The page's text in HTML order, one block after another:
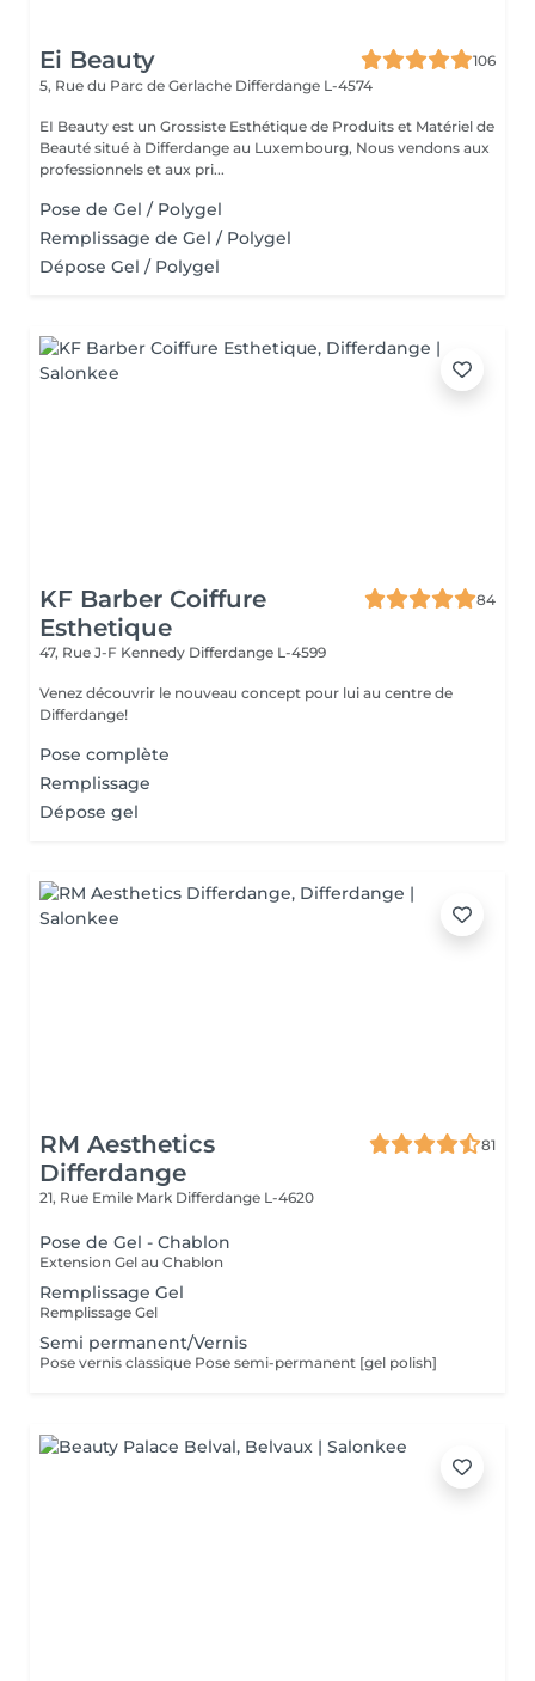
Ei Beauty
106
5, Rue du Parc de Gerlache Differdange L-4574
EI Beauty est un Grossiste Esthétique de Produits et Matériel de
Beauté situé à Differdange au Luxembourg, Nous vendons aux
professionnels et aux pri...
Pose de Gel / Polygel
Remplissage de Gel / Polygel
Dépose Gel / Polygel
KF Barber Coiffure
Esthetique
84
47, Rue J-F Kennedy Differdange L-4599
Venez découvrir le nouveau concept pour lui au centre de
Differdange!
Pose complète
Remplissage
Dépose gel
RM Aesthetics
Differdange
81
21, Rue Emile Mark Differdange L-4620
Pose de Gel - Chablon
Extension Gel au Chablon
Remplissage Gel
Remplissage Gel
Semi permanent/Vernis
Pose vernis classique Pose semi-permanent [gel polish]